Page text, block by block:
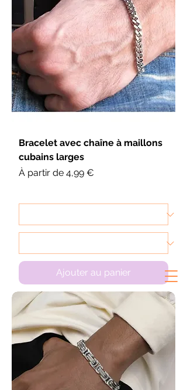
Bracelet avec chaîne à maillons
cubains larges
À partir de 4,99 €
Prix promotionnel
Ajouter au panier